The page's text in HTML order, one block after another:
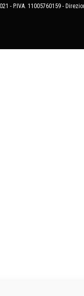
- P.IVA. 11005760159 -